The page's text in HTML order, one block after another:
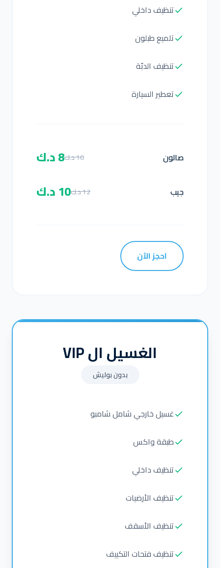
تنظيف داخلي
تلميع طبلون
تنظيف الدبّة
تعطير السيارة
صالون 10 د.ك 8 د.ك
جيب 12 د.ك 10 د.ك
احجز الآن
الغسيل ال VIP
بدون بوليش
غسيل خارجي شامل شامبو
طبقة واكس
تنظيف داخلي
تنظيف الأرضيات
تنظيف الأسقف
تنظيف فتحات التكييف